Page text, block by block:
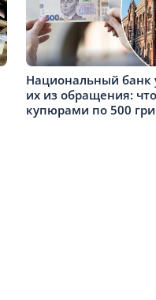
Национальный банк
их из обращения:
купюрами по 500